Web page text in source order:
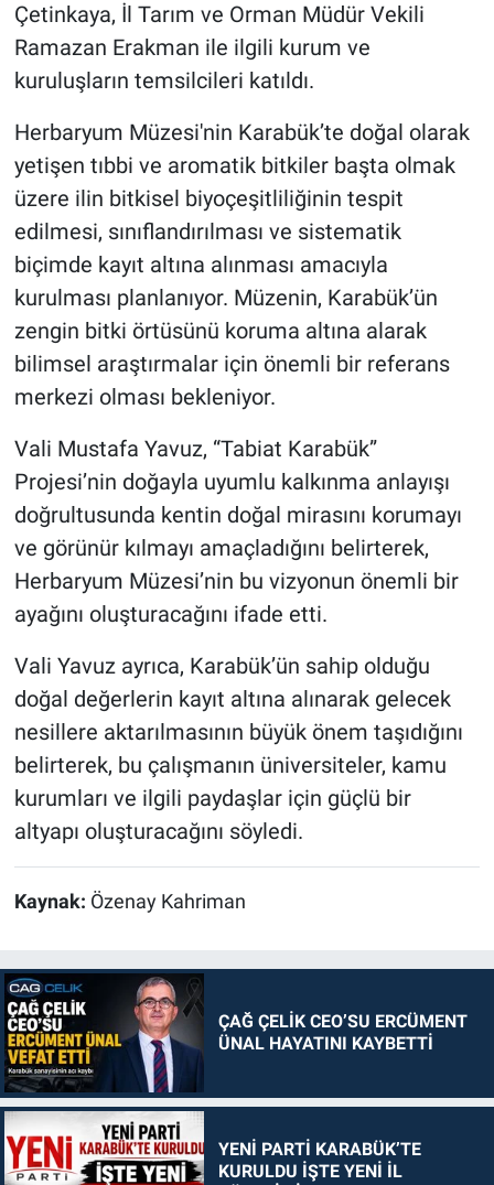
Çetinkaya, İl Tarım ve Orman Müdür Vekili
Ramazan Erakman ile ilgili kurum ve
kuruluşların temsilcileri katıldı.
Herbaryum Müzesi'nin Karabük’te doğal olarak
yetişen tıbbi ve aromatik bitkiler başta olmak
üzere ilin bitkisel biyoçeşitliliğinin tespit
edilmesi, sınıflandırılması ve sistematik
biçimde kayıt altına alınması amacıyla
kurulması planlanıyor. Müzenin, Karabük’ün
zengin bitki örtüsünü koruma altına alarak
bilimsel araştırmalar için önemli bir referans
merkezi olması bekleniyor.
Vali Mustafa Yavuz, “Tabiat Karabük”
Projesi’nin doğayla uyumlu kalkınma anlayışı
doğrultusunda kentin doğal mirasını korumayı
ve görünür kılmayı amaçladığını belirterek,
Herbaryum Müzesi’nin bu vizyonun önemli bir
ayağını oluşturacağını ifade etti.
Vali Yavuz ayrıca, Karabük’ün sahip olduğu
doğal değerlerin kayıt altına alınarak gelecek
nesillere aktarılmasının büyük önem taşıdığını
belirterek, bu çalışmanın üniversiteler, kamu
kurumları ve ilgili paydaşlar için güçlü bir
altyapı oluşturacağını söyledi.
Kaynak: Özenay Kahriman
ÇAĞ ÇELİK CEO’SU ERCÜMENT
ÜNAL HAYATINI KAYBETTİ
YENİ PARTİ KARABÜK’TE
KURULDU İŞTE YENİ İL